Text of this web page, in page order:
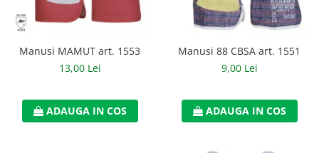
Viziere de protectie
Semnalizare rutiera
Manusi MAMUT art. 1553
13,00 Lei
ADAUGA IN COS
Manusi 88 CBSA art. 1551
9,00 Lei
ADAUGA IN COS